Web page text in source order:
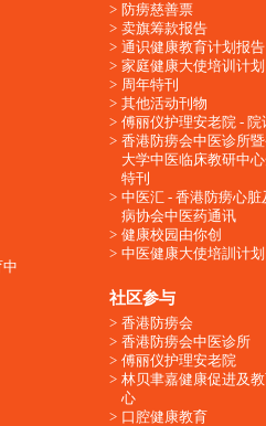
防痨慈善票
卖旗筹款报告
通识健康教育计划报告
家庭健康大使培训计划
周年特刊
其他活动刊物
傅丽仪护理安老院 - 院
香港防痨会中医诊所
大学中医临床教研中
特刊
中医汇 - 香港防痨心脏
病协会中医药通讯
健康校园由你创
中医健康大使培訓计划
社区参与
香港防痨会
香港防痨会中医诊所
傅丽仪护理安老院
林贝聿嘉健康促进及
心
口腔健康教育